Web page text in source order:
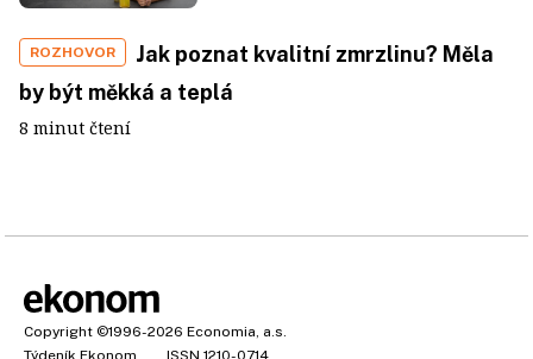
ROZHOVOR
Jak poznat kvalitní zmrzlinu? Měla
by být měkká a teplá
8 minut čtení
Copyright ©1996-2026 Economia, a.s.
Týdeník Ekonom
ISSN 1210-0714